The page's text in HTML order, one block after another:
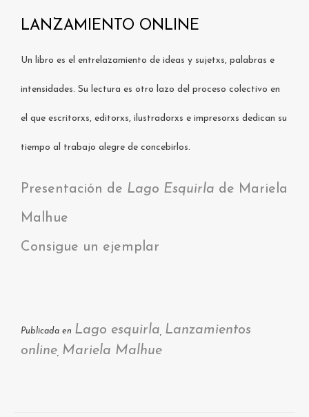
LANZAMIENTO ONLINE
Un libro es el entrelazamiento de ideas y sujetxs, palabras e
intensidades. Su lectura es otro lazo del proceso colectivo en
el que escritorxs, editorxs, ilustradorxs e impresorxs dedican su
tiempo al trabajo alegre de concebirlos.
Presentación de Lago Esquirla de Mariela
Malhue
Consigue un ejemplar
Publicada en Lago esquirla Lanzamientos
online Mariela Malhue